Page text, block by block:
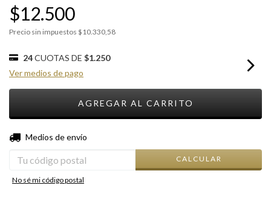
$12.500
Precio sin impuestos $10.330,58
24CUOTAS DE $1.250
Ver medios de pago
Entregas para el CP:
Medios de envío
CALCULAR
No sé mi código postal